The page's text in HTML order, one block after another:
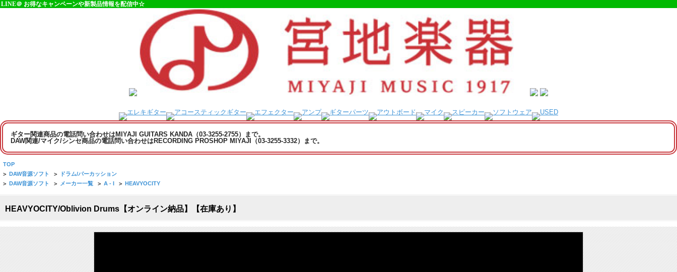
LINE＠ お得なキャンペーンや新製品情報を配信中☆
ギター関連商品の電話問い合わせはMIYAJI GUITARS KANDA（03-3255-2755）まで。
DAW関連/マイク/シンセ商品の電話問い合わせはRECORDING PROSHOP MIYAJI（03-3255-3332）まで。
TOP
> DAW音源ソフト > ドラム/パーカッション
> DAW音源ソフト > メーカー一覧 > A - I > HEAVYOCITY
HEAVYOCITY/Oblivion Drums【オンライン納品】【在庫あり】